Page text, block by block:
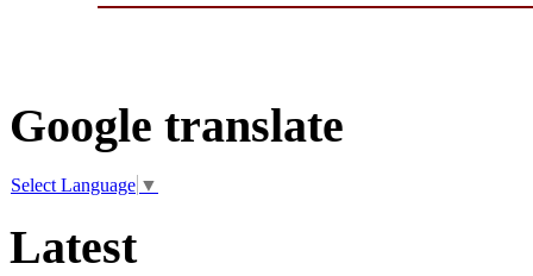
Google translate
Select Language ▼
Latest